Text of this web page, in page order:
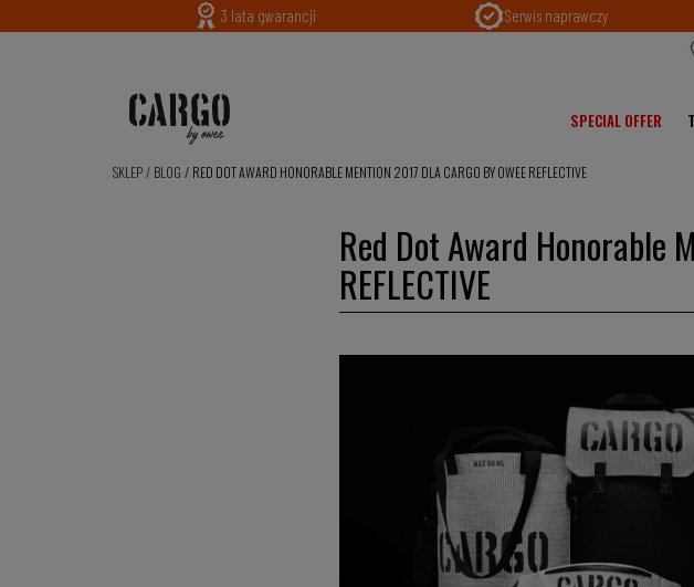
3 lata gwarancji Serwis naprawczy
SPECIAL OFFER
SKLEP/ BLOG / RED DOT AWARD HONORABLE MENTION 2017 DLA CARGO BY OWEE REFLECTIVE
Red Dot Award Honorable
REFLECTIVE